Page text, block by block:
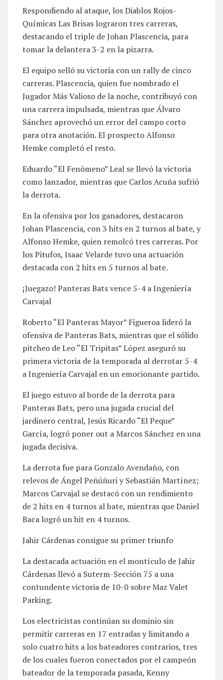
Respondiendo al ataque, los Diablos Rojos-
Químicas Las Brisas lograron tres carreras,
destacando el triple de Johan Plascencia, para
tomar la delantera 3-2 en la pizarra.
El equipo selló su victoria con un rally de cinco
carreras. Plascencia, quien fue nombrado el
Jugador Más Valioso de la noche, contribuyó con
una carrera impulsada, mientras que Álvaro
Sánchez aprovechó un error del campo corto
para otra anotación. El prospecto Alfonso
Hemke completó el resto.
Eduardo “El Fenómeno” Leal se llevó la victoria
como lanzador, mientras que Carlos Acuña sufrió
la derrota.
En la ofensiva por los ganadores, destacaron
Johan Plascencia, con 3 hits en 2 turnos al bate, y
Alfonso Hemke, quien remolcó tres carreras. Por
los Pitufos, Isaac Velarde tuvo una actuación
destacada con 2 hits en 5 turnos al bate.
¡Juegazo! Panteras Bats vence 5-4 a Ingeniería
Carvajal
Roberto “El Panteras Mayor” Figueroa lideró la
ofensiva de Panteras Bats, mientras que el sólido
pitcheo de Leo “El Tripitas” López aseguró su
primera victoria de la temporada al derrotar 5-4
a Ingeniería Carvajal en un emocionante partido.
El juego estuvo al borde de la derrota para
Panteras Bats, pero una jugada crucial del
jardinero central, Jesús Ricardo “El Peque”
García, logró poner out a Marcos Sánchez en una
jugada decisiva.
La derrota fue para Gonzalo Avendaño, con
relevos de Ángel Peñúñuri y Sebastián Martínez;
Marcos Carvajal se destacó con un rendimiento
de 2 hits en 4 turnos al bate, mientras que Daniel
Baca logró un hit en 4 turnos.
Jahir Cárdenas consigue su primer triunfo
La destacada actuación en el montículo de Jahir
Cárdenas llevó a Suterm-Sección 75 a una
contundente victoria de 10-0 sobre Maz Valet
Parking.
Los electricistas continúan su dominio sin
permitir carreras en 17 entradas y limitando a
solo cuatro hits a los bateadores contrarios, tres
de los cuales fueron conectados por el campeón
bateador de la temporada pasada, Kenny